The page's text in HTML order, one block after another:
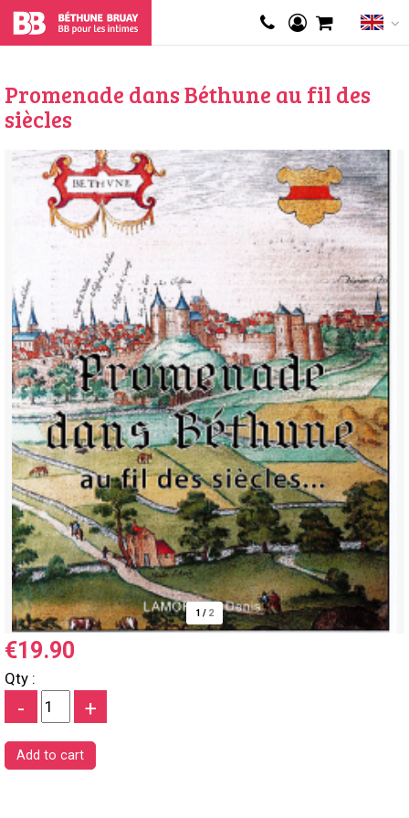
Promenade dans Béthune au fil des
siècles
1 / 2
€19.90
Qty :
- +